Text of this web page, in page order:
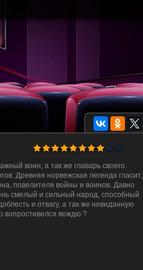
воин, а так же главарь своего
Древняя норвежская легенда гласит,
повелителя войны и воинов. Давно
смелый и сильный народ, способный
и отвагу, а так же невиданную
вопростивелся вождю ?